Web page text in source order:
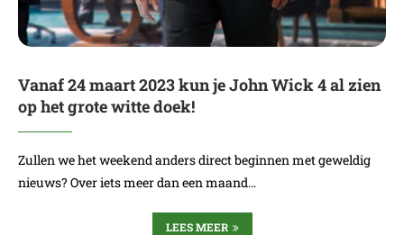
Vanaf 24 maart 2023 kun je John Wick 4 al zien
op het grote witte doek!
Zullen we het weekend anders direct beginnen met geweldig
nieuws? Over iets meer dan een maand…
LEES MEER